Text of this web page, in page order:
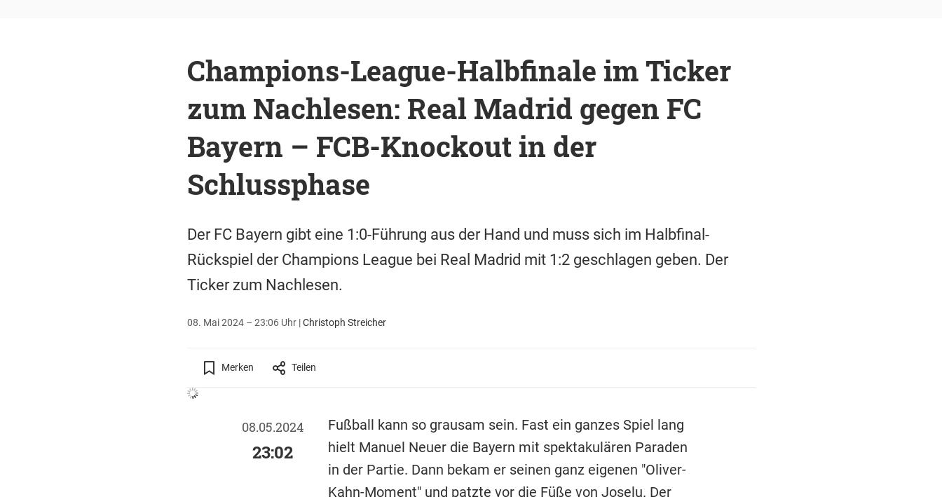
Champions-League-Halbfinale im Ticker
zum Nachlesen: Real Madrid gegen FC
Bayern – FCB-Knockout in der
Schlussphase
Der FC Bayern gibt eine 1:0-Führung aus der Hand und muss sich im Halbfinal-
Rückspiel der Champions League bei Real Madrid mit 1:2 geschlagen geben. Der
Ticker zum Nachlesen.
08. Mai 2024 – 23:06 Uhr |Christoph Streicher
Merken Teilen
08.05.2024
23:02
Fußball kann so grausam sein. Fast ein ganzes Spiel lang
hielt Manuel Neuer die Bayern mit spektakulären Paraden
in der Partie. Dann bekam er seinen ganz eigenen "Oliver-
Kahn-Moment" und patzte vor die Füße von Joselu. Der